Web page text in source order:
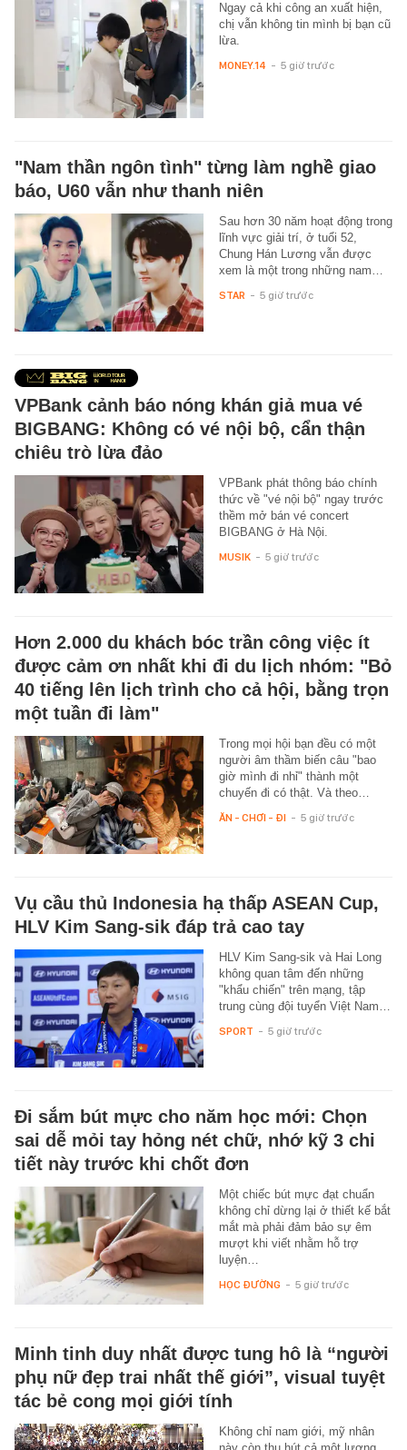
Ngay cả khi công an xuất hiện,
chị vẫn không tin mình bị bạn cũ
lừa.
MONEY.14 - 5 giờ trước
"Nam thần ngôn tình" từng làm nghề giao
báo, U60 vẫn như thanh niên
Sau hơn 30 năm hoạt động trong
lĩnh vực giải trí, ở tuổi 52,
Chung Hán Lương vẫn được
xem là một trong những nam…
STAR - 5 giờ trước
VPBank cảnh báo nóng khán giả mua vé
BIGBANG: Không có vé nội bộ, cẩn thận
chiêu trò lừa đảo
VPBank phát thông báo chính
thức về "vé nội bộ" ngay trước
thềm mở bán vé concert
BIGBANG ở Hà Nội.
MUSIK - 5 giờ trước
Hơn 2.000 du khách bóc trần công việc ít
được cảm ơn nhất khi đi du lịch nhóm: "Bỏ
40 tiếng lên lịch trình cho cả hội, bằng trọn
một tuần đi làm"
Trong mọi hội bạn đều có một
người âm thầm biến câu "bao
giờ mình đi nhỉ" thành một
chuyến đi có thật. Và theo…
ĂN - CHƠI - ĐI - 5 giờ trước
Vụ cầu thủ Indonesia hạ thấp ASEAN Cup,
HLV Kim Sang-sik đáp trả cao tay
HLV Kim Sang-sik và Hai Long
không quan tâm đến những
"khẩu chiến" trên mạng, tập
trung cùng đội tuyển Việt Nam…
SPORT - 5 giờ trước
Đi sắm bút mực cho năm học mới: Chọn
sai dễ mỏi tay hỏng nét chữ, nhớ kỹ 3 chi
tiết này trước khi chốt đơn
Một chiếc bút mực đạt chuẩn
không chỉ dừng lại ở thiết kế bắt
mắt mà phải đảm bảo sự êm
mượt khi viết nhằm hỗ trợ
luyện…
HỌC ĐƯỜNG - 5 giờ trước
Minh tinh duy nhất được tung hô là “người
phụ nữ đẹp trai nhất thế giới”, visual tuyệt
tác bẻ cong mọi giới tính
Không chỉ nam giới, mỹ nhân